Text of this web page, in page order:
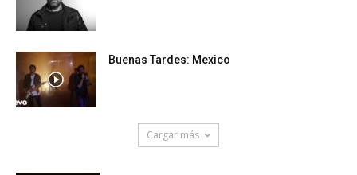
Buenas Tardes: Mexico
Cargar más